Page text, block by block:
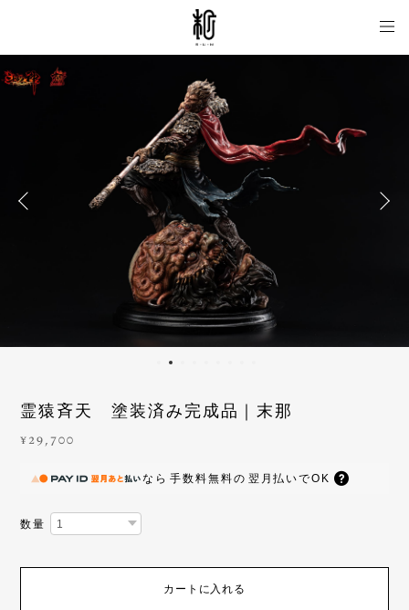
霊猿斉天 塗装済み完成品｜末那
¥29,700
なら 手数料無料の 翌月払いでOK
数量
カートに入れる